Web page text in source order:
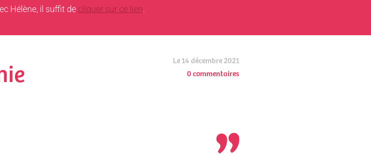
Hélène, il suffit de cliquer sur ce lien.
Le 14 décembre 2021
0 commentaires